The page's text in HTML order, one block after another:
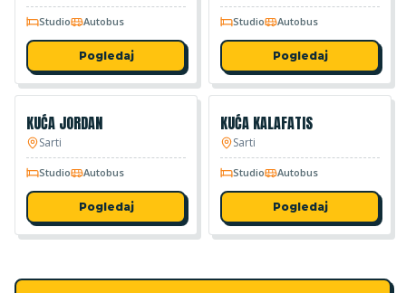
Studio Autobus
Pogledaj
Studio Autobus
Pogledaj
KUĆA JORDAN
Sarti
Studio Autobus
Pogledaj
KUĆA KALAFATIS
Sarti
Studio Autobus
Pogledaj